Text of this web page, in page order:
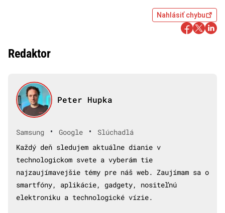
Nahlásiť chybu
Redaktor
Peter Hupka
Samsung • Google •
Slúchadlá
Každý deň sledujem aktuálne dianie v
technologickom svete a vyberám tie
najzaujímavejšie témy pre náš web. Zaujímam sa o
smartfóny, aplikácie, gadgety, nositeľnú
elektroniku a technologické vízie.